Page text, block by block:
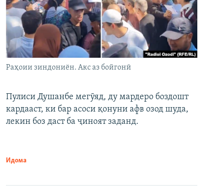
Раҳоии зиндониён. Акс аз бойгонӣ
Пулиси Душанбе мегӯяд, ду мардеро боздошт
кардааст, ки бар асоси қонуни афв озод шуда,
лекин боз даст ба ҷиноят заданд.
Идома